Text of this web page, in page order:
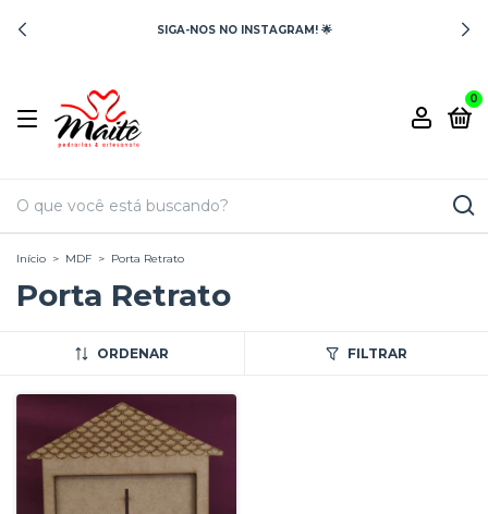
SIGA-NOS NO INSTAGRAM! 🌟
0
Início > MDF > Porta Retrato
Porta Retrato
ORDENAR FILTRAR